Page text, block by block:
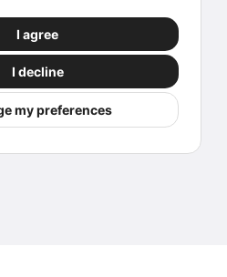
I agree
I decline
my preferences